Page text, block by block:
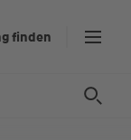
finden